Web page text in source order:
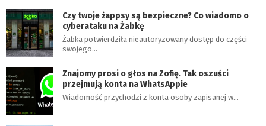
Czy twoje żappsy są bezpieczne? Co wiadomo o
cyberataku na Żabkę
Żabka potwierdziła nieautoryzowany dostęp do części
swojego…
Znajomy prosi o głos na Zofię. Tak oszuści
przejmują konta na WhatsAppie
Wiadomość przychodzi z konta osoby zapisanej w…